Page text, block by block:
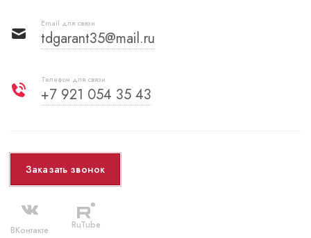
Email для связи
tdgarant35@mail.ru
Телефон для связи
+7 921 054 35 43
Заказать звонок
ВКонтакте RuTube